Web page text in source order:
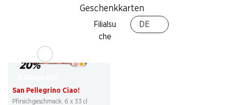
Geschenkkarten
Filialsu
che
DE
20%
San Pellegrino Ciao!
Pfirsichgeschmack, 6 x 33 cl